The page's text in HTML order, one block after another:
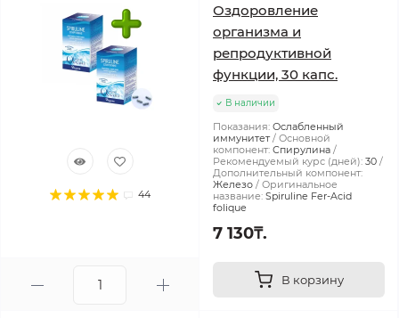
44
Оздоровление
организма и
репродуктивной
функции, 30 капс.
В наличии
Показания: Ослабленный
иммунитет
Основной
компонент: Спирулина
Рекомендуемый курс (дней): 30
Дополнительный компонент:
Железо
Оригинальное
название: Spiruline Fer-Acid
folique
7 130₸.
В корзину